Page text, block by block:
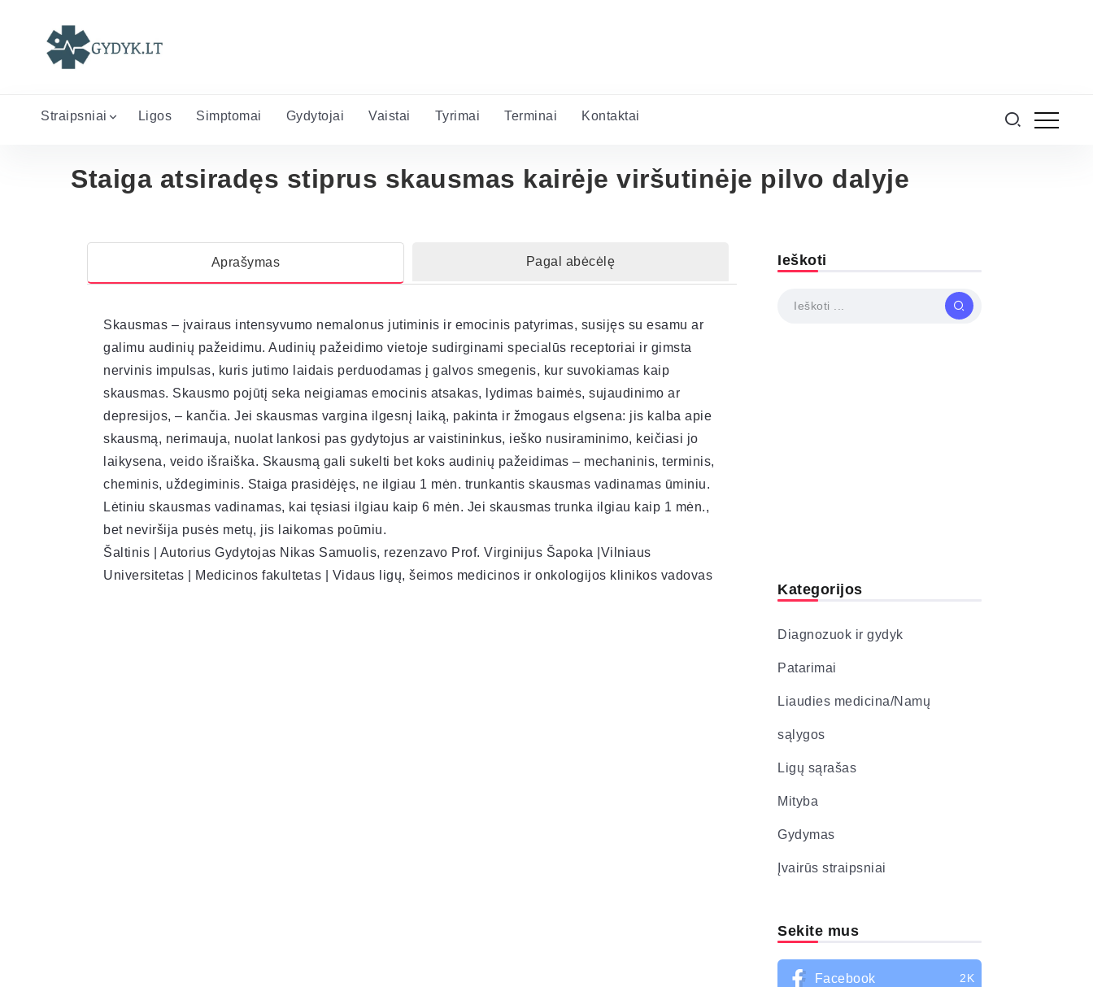
Straipsniai Ligos Simptomai Gydytojai Vaistai Tyrimai Terminai Kontaktai
Staiga atsiradęs stiprus skausmas kairėje viršutinėje pilvo dalyje
Aprašymas Pagal abėcėlę
Skausmas – įvairaus intensyvumo nemalonus jutiminis ir emocinis patyrimas, susijęs su esamu ar
galimu audinių pažeidimu. Audinių pažeidimo vietoje sudirginami specialūs receptoriai ir gimsta
nervinis impulsas, kuris jutimo laidais perduodamas į galvos smegenis, kur suvokiamas kaip
skausmas. Skausmo pojūtį seka neigiamas emocinis atsakas, lydimas baimės, sujaudinimo ar
depresijos, – kančia. Jei skausmas vargina ilgesnį laiką, pakinta ir žmogaus elgsena: jis kalba apie
skausmą, nerimauja, nuolat lankosi pas gydytojus ar vaistininkus, ieško nusiraminimo, keičiasi jo
laikysena, veido išraiška. Skausmą gali sukelti bet koks audinių pažeidimas – mechaninis, terminis,
cheminis, uždegiminis. Staiga prasidėjęs, ne ilgiau 1 mėn. trunkantis skausmas vadinamas ūminiu.
Lėtiniu skausmas vadinamas, kai tęsiasi ilgiau kaip 6 mėn. Jei skausmas trunka ilgiau kaip 1 mėn.,
bet neviršija pusės metų, jis laikomas poūmiu.
Šaltinis | Autorius Gydytojas Nikas Samuolis, rezenzavo Prof. Virginijus Šapoka |Vilniaus
Universitetas | Medicinos fakultetas | Vidaus ligų, šeimos medicinos ir onkologijos klinikos vadovas
Ieškoti
Kategorijos
Diagnozuok ir gydyk
Patarimai
Liaudies medicina/Namų
sąlygos
Ligų sąrašas
Mityba
Gydymas
Įvairūs straipsniai
Sekite mus
Facebook 2K